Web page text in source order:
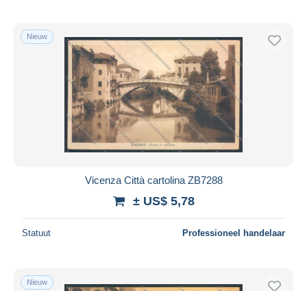
Nieuw
Vicenza Città cartolina ZB7288
± US$ 5,78
Statuut Professioneel handelaar
Nieuw